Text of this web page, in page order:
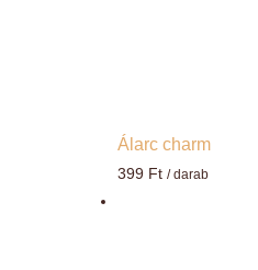
Álarc charm
399 Ft / darab